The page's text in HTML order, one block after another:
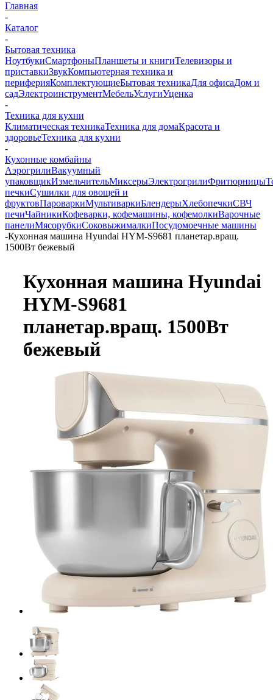
Главная
-
Каталог
-
Бытовая техника
НоутбукиСмартфоныПланшеты и книгиТелевизоры и
приставкиЗвукКомпьютерная техника и
периферияКомплектующиеБытовая техникаДля офисаДом и
садЭлектроинструментМебельУслугиУценка
-
Техника для кухни
Климатическая техникаТехника для домаКрасота и
здоровьеТехника для кухни
-
Кухонные комбайны
АэрогрилиВакуумный
упаковщикИзмельчительМиксерыЭлектрогрилиФритюрницы
печкиСушилки для овощей и
фруктовПароваркиМультиваркиБлендерыХлебопечкиСВЧ
печиЧайникиКофеварки, кофемашины, кофемолкиВарочные
панелиМясорубкиСоковыжималкиПосудомоечные машины
-Кухонная машина Hyundai HYM-S9681 планетар.вращ.
1500Вт бежевый
Кухонная машина Hyundai
HYM-S9681
планетар.вращ. 1500Вт
бежевый